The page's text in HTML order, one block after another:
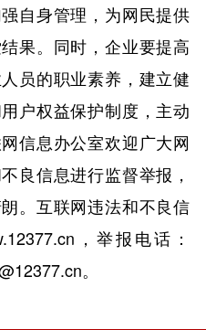
自身管理，为网民提供
果。同时，企业要提高
员的职业素养，建立健
户权益保护制度，主动
信息办公室欢迎广大网
良信息进行监督举报，
。互联网违法和不良信
，举报电话：
。